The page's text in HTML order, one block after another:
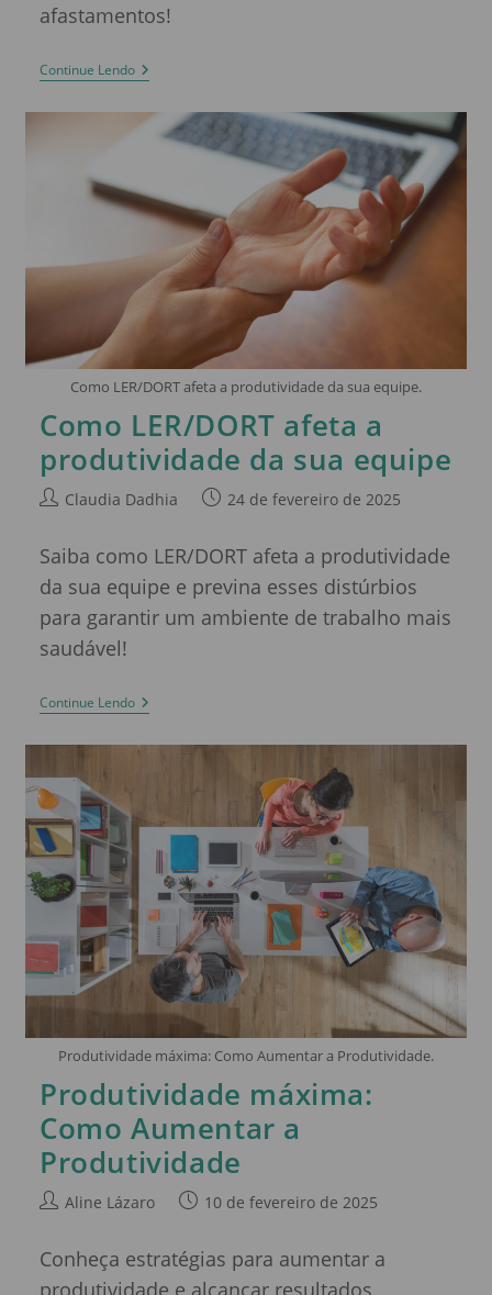
afastamentos!
Continue Lendo
Como LER/DORT afeta a produtividade da sua equipe.
Como LER/DORT afeta a
produtividade da sua equipe
Claudia Dadhia 24 de fevereiro de 2025
Saiba como LER/DORT afeta a produtividade
da sua equipe e previna esses distúrbios
para garantir um ambiente de trabalho mais
saudável!
Continue Lendo
Produtividade máxima: Como Aumentar a Produtividade.
Produtividade máxima:
Como Aumentar a
Produtividade
Aline Lázaro 10 de fevereiro de 2025
Conheça estratégias para aumentar a
produtividade e alcançar resultados